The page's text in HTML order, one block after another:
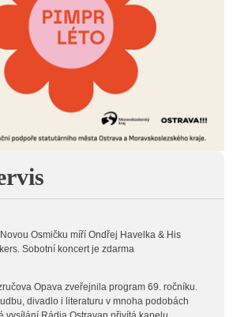
Osmičku míří Ondřej Havelka & His
Sobotní koncert je zdarma
Opava zveřejnila program 69. ročníku.
divadlo i literaturu v mnoha podobách